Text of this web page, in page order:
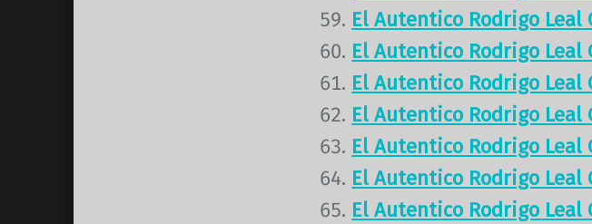
El Autentico Rodrigo Leal
El Autentico Rodrigo Leal
El Autentico Rodrigo Leal
El Autentico Rodrigo Leal
El Autentico Rodrigo Leal
El Autentico Rodrigo Leal
El Autentico Rodrigo Leal